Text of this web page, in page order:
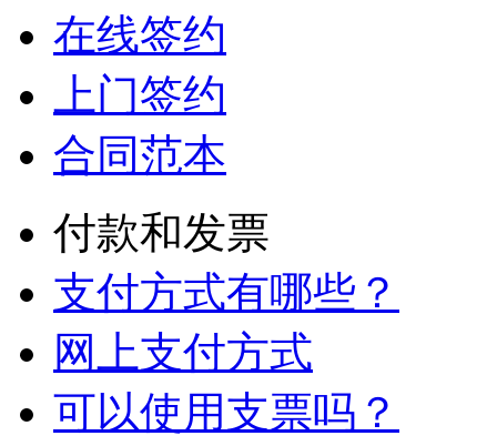
在线签约
上门签约
合同范本
付款和发票
支付方式有哪些？
网上支付方式
可以使用支票吗？